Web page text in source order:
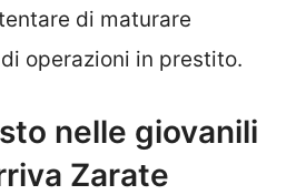
di maturare
operazioni in prestito.
nelle giovanili
Zarate